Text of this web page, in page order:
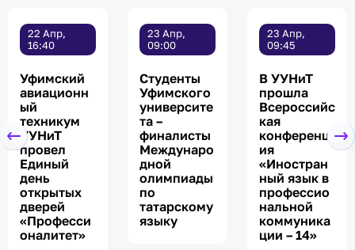
22 Апр,
16:40
Уфимский
авиационн
ый
техникум
УУНиТ
провел
Единый
день
открытых
дверей
«Професси
оналитет»
23 Апр,
09:00
Студенты
Уфимского
университе
та –
финалисты
Междунаро
дной
олимпиады
по
татарскому
языку
23 Апр,
09:45
В УУНиТ
прошла
Всероссийс
кая
конференц
ия
«Иностран
ный язык в
профессио
нальной
коммуника
ции – 14»